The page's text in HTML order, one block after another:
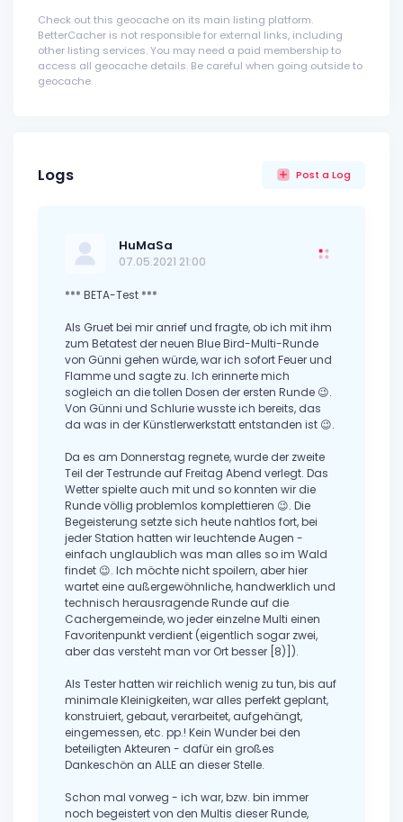
Check out this geocache on its main listing platform.
BetterCacher is not responsible for external links, including
other listing services. You may need a paid membership to
access all geocache details. Be careful when going outside to
geocache.
Logs Post a Log
HuMaSa
07.05.2021 21:00
*** BETA-Test ***
Als Gruet bei mir anrief und fragte, ob ich mit ihm
zum Betatest der neuen Blue Bird-Multi-Runde
von Günni gehen würde, war ich sofort Feuer und
Flamme und sagte zu. Ich erinnerte mich
sogleich an die tollen Dosen der ersten Runde 😉.
Von Günni und Schlurie wusste ich bereits, das
da was in der Künstlerwerkstatt entstanden ist 😉.
Da es am Donnerstag regnete, wurde der zweite
Teil der Testrunde auf Freitag Abend verlegt. Das
Wetter spielte auch mit und so konnten wir die
Runde völlig problemlos komplettieren 😉. Die
Begeisterung setzte sich heute nahtlos fort, bei
jeder Station hatten wir leuchtende Augen -
einfach unglaublich was man alles so im Wald
findet 😉. Ich möchte nicht spoilern, aber hier
wartet eine außergewöhnliche, handwerklich und
technisch herausragende Runde auf die
Cachergemeinde, wo jeder einzelne Multi einen
Favoritenpunkt verdient (eigentlich sogar zwei,
aber das versteht man vor Ort besser [8)]).
Als Tester hatten wir reichlich wenig zu tun, bis auf
minimale Kleinigkeiten, war alles perfekt geplant,
konstruiert, gebaut, verarbeitet, aufgehängt,
eingemessen, etc. pp.! Kein Wunder bei den
beteiligten Akteuren - dafür ein großes
Dankeschön an ALLE an dieser Stelle.
Schon mal vorweg - ich war, bzw. bin immer
noch begeistert von den Multis dieser Runde,